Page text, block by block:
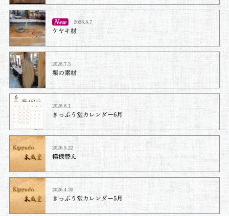
2026.8.7
ケヤキ材⁡
2026.7.3
栗の素材
2026.6.1
きっぷう堂カレンダー6月
2026.5.22
模様替え
2026.4.30
きっぷう堂カレンダー5月